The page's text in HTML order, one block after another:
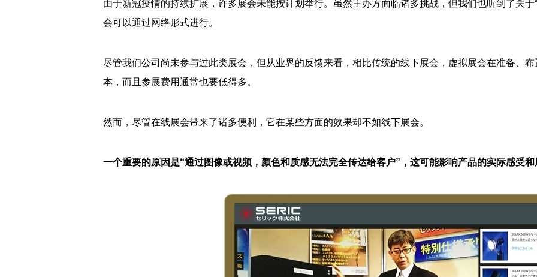
由于新冠疫情的持续扩展，许多展会未能按计划举行。虽然主办方面临诸多挑战，但我们也听到了关于
会可以通过网络形式进行。
尽管我们公司尚未参与过此类展会，但从业界的反馈来看，相比传统的线下展会，虚拟展会在准备、
本，而且参展费用通常也要低得多。
然而，尽管在线展会带来了诸多便利，它在某些方面的效果却不如线下展会。
一个重要的原因是“通过图像或视频，颜色和质感无法完全传达给客户”，这可能影响产品的实际感受